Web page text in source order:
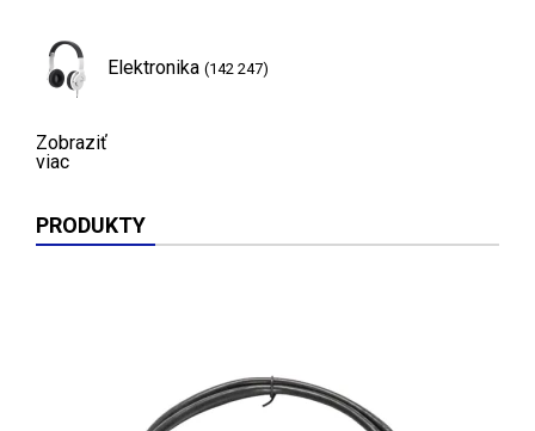
Elektronika (142 247)
Zobraziť
viac
PRODUKTY